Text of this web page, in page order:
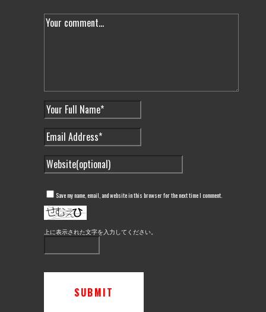
Save my name, email, and website in this browser for the next time I comment.
上に表示された文字を入力してください。